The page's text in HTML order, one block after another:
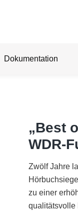
Dokumentation
„Best
WDR-
Zwölf Jahre
zu einer
qualitätsvolle